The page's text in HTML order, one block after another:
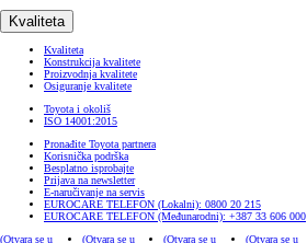
Kvaliteta
Kvaliteta
Konstrukcija kvalitete
Proizvodnja kvalitete
Osiguranje kvalitete
Toyota i okoliš
ISO 14001:2015
Pronađite Toyota partnera
Korisnička podrška
Besplatno isprobajte
Prijava na newsletter
E-naručivanje na servis
EUROCARE TELEFON (Lokalni): 0800 20 215
EUROCARE TELEFON (Međunarodni): +387 33 606 000
(Otvara se u
(Otvara se u (Otvara se u (Otvara se u